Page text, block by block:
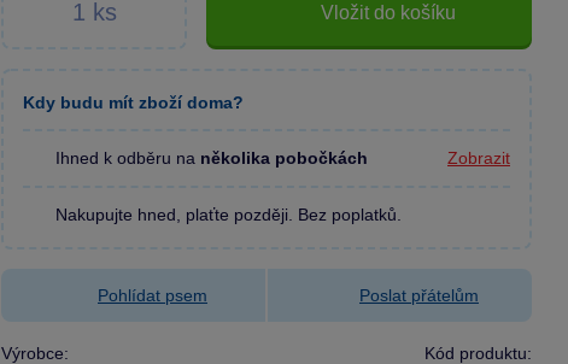
Vložit do košíku
Kdy budu mít zboží doma?
Ihned k odběru na několika pobočkách Zobrazit
Nakupujte hned, plaťte později. Bez poplatků.
Pohlídat psem Poslat přátelům
Výrobce:
Kód produktu: